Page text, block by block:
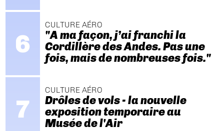
CULTURE AÉRO
"A ma façon, j’ai franchi la
Cordillère des Andes. Pas une
fois, mais de nombreuses fois."
CULTURE AÉRO
Drôles de vols - la nouvelle
exposition temporaire au
Musée de l'Air